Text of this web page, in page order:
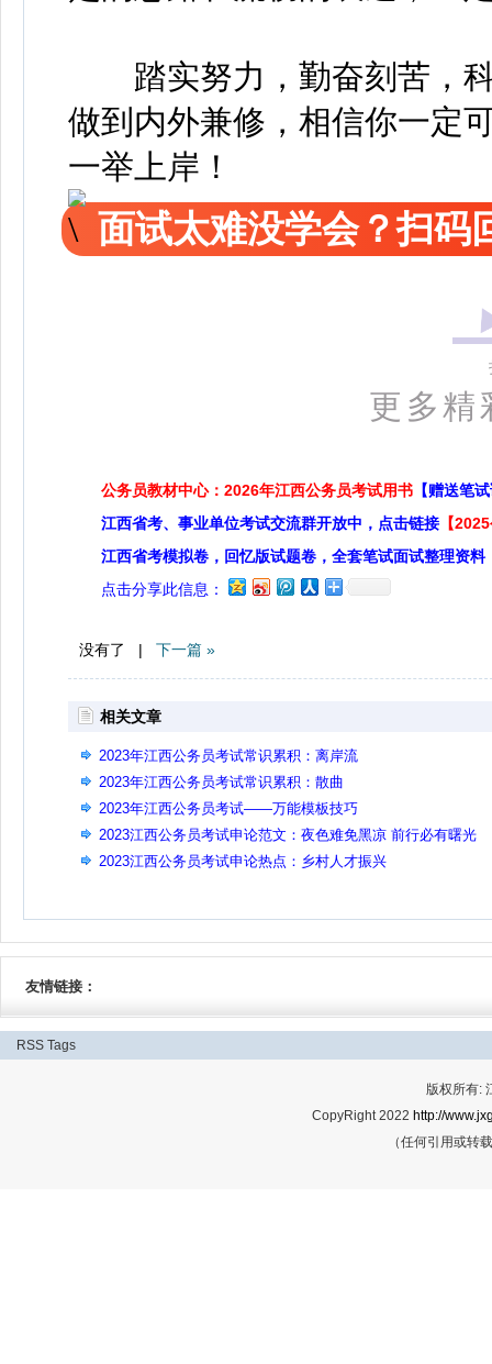
踏实努力，勤奋刻苦，科
做到内外兼修，相信你一定
一举上岸！
面试太难没学会？扫码
更多精
公务员教材中心：2026年江西公务员考试用书 【赠送笔
江西省考、事业单位考试交流群开放中，点击链接 【
江西省考模拟卷，回忆版试题卷，全套笔试面试整理资料
点击分享此信息：
没有了 | 下一篇 »
相关文章
2023年江西公务员考试常识累积：离岸流
2023年江西公务员考试常识累积：散曲
2023年江西公务员考试——万能模板技巧
2023江西公务员考试申论范文：夜色难免黑凉 前行必有曙光
2023江西公务员考试申论热点：乡村人才振兴
友情链接：
RSS Tags
版权所有:
CopyRight 2022 http://
（任何引用或转